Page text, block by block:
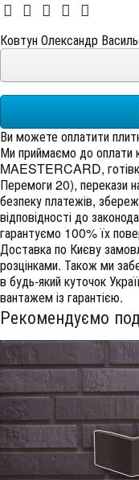
Ковтун Олександр
Ви можете оплатити
Ми приймаємо до оплати
MAESTERCARD,
Перемоги 20), перекази
безпеку платежів,
відповідності до
гарантуємо 100% їх
Доставка по Києву
розцінками. Також ми
в будь-який куточок
вантажем із гарантією.
Рекомендуємо